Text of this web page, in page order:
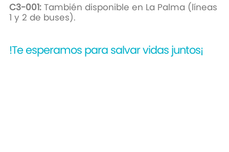
C3-001:También disponible en La Palma (líneas
1 y 2 de buses).
!Te esperamos para salvar vidas juntos¡